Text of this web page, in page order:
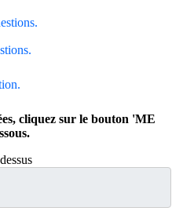
cliquez sur le bouton 'ME